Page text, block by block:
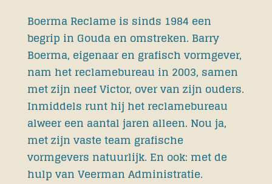
Boerma Reclame is sinds 1984 een
begrip in Gouda en omstreken. Barry
Boerma, eigenaar en grafisch vormgever,
nam het reclamebureau in 2003, samen
met zijn neef Victor, over van zijn ouders.
Inmiddels runt hij het reclamebureau
alweer een aantal jaren alleen. Nou ja,
met zijn vaste team grafische
vormgevers natuurlijk. En ook: met de
hulp van Veerman Administratie.